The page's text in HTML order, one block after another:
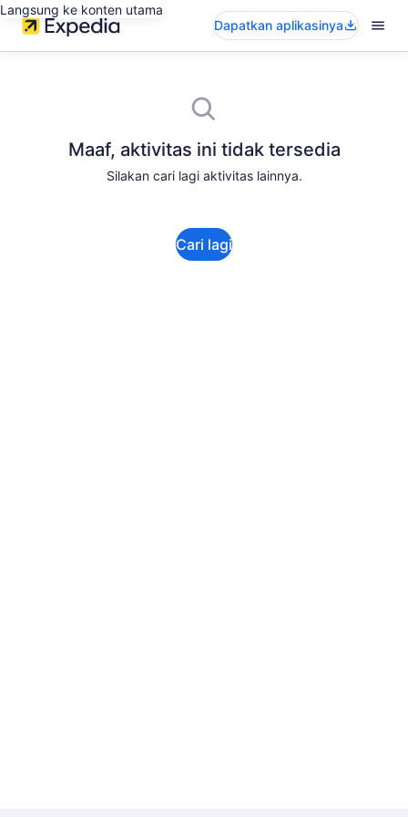
Langsung ke konten utama
Dapatkan aplikasinya
Maaf, aktivitas ini tidak tersedia
Silakan cari lagi aktivitas lainnya.
Cari lagi